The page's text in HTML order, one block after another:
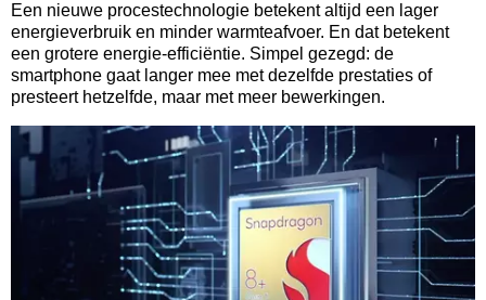
Een nieuwe procestechnologie betekent altijd een lager
energieverbruik en minder warmteafvoer. En dat betekent
een grotere energie-efficiëntie. Simpel gezegd: de
smartphone gaat langer mee met dezelfde prestaties of
presteert hetzelfde, maar met meer bewerkingen.